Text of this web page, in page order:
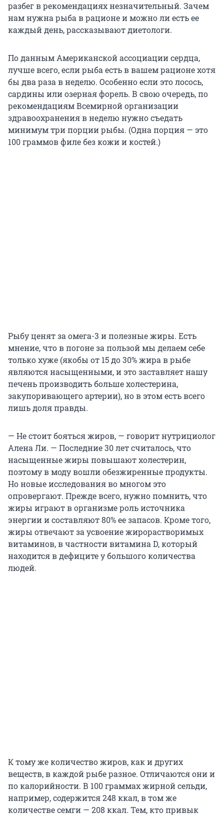
разбег в рекомендациях незначительный. Зачем
нам нужна рыба в рационе и можно ли есть ее
каждый день, рассказывают диетологи.
По данным Американской ассоциации сердца,
лучше всего, если рыба есть в вашем рационе хотя
бы два раза в неделю. Особенно если это лосось,
сардины или озерная форель. В свою очередь, по
рекомендациям Всемирной организации
здравоохранения в неделю нужно съедать
минимум три порции рыбы. (Одна порция — это
100 граммов филе без кожи и костей.)
Рыбу ценят за омега-3 и полезные жиры. Есть
мнение, что в погоне за пользой мы делаем себе
только хуже (якобы от 15 до 30% жира в рыбе
являются насыщенными, и это заставляет нашу
печень производить больше холестерина,
закупоривающего артерии), но в этом есть всего
лишь доля правды.
— Не стоит бояться жиров, — говорит нутрициолог
Алена Ли. — Последние 30 лет считалось, что
насыщенные жиры повышают холестерин,
поэтому в моду вошли обезжиренные продукты.
Но новые исследования во многом это
опровергают. Прежде всего, нужно помнить, что
жиры играют в организме роль источника
энергии и составляют 80% ее запасов. Кроме того,
жиры отвечают за усвоение жирорастворимых
витаминов, в частности витамина D, который
находится в дефиците у большого количества
людей.
К тому же количество жиров, как и других
веществ, в каждой рыбе разное. Отличаются они и
по калорийности. В 100 граммах жирной сельди,
например, содержится 248 ккал, в том же
количестве семги — 208 ккал. Тем, кто привык